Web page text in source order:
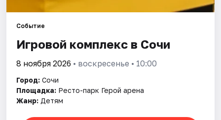
Событие
Игровой комплекс в Сочи
8 ноября 2026 • воскресенье • 10:00
Город: Сочи
Площадка: Ресто-парк Герой арена
Жанр: Детям